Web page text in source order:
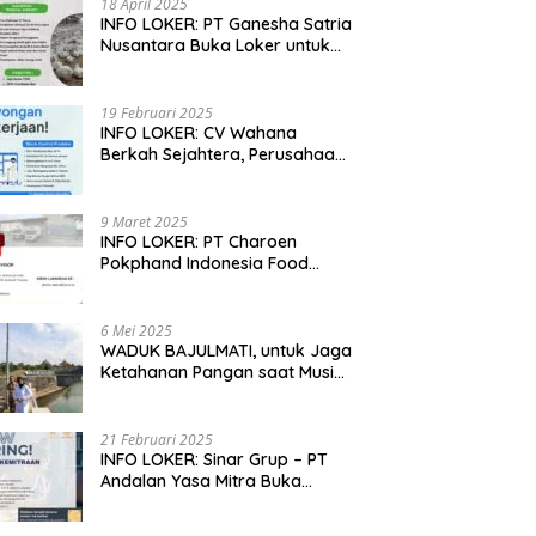
Dongkrak Produktivitas
Bungaraya hingga
Ekonomi Warga dengan Usaha
Peternakan, Hasilkan 100 Kg
Telur Setiap Hari
18 April 2025
INFO LOKER: PT Ganesha Satria
Nusantara Buka Loker untuk
19 Februari 2025
INFO LOKER: CV Wahana
Berkah Sejahtera, Perusahaan
9 Maret 2025
INFO LOKER: PT Charoen
Pokphand Indonesia Food
6 Mei 2025
WADUK BAJULMATI, untuk Jaga
Ketahanan Pangan saat Musim
21 Februari 2025
INFO LOKER: Sinar Grup – PT
Andalan Yasa Mitra Buka